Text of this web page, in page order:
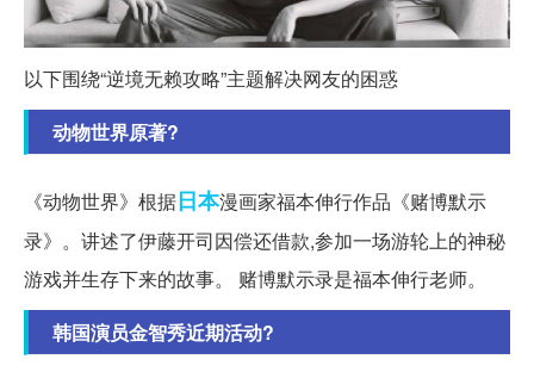
以下围绕“逆境无赖攻略”主题解决网友的困惑
动物世界原著?
《动物世界》根据日本漫画家福本伸行作品《赌博默示
录》。讲述了伊藤开司因偿还借款,参加一场游轮上的神秘
游戏并生存下来的故事。 赌博默示录是福本伸行老师。
韩国演员金智秀近期活动?